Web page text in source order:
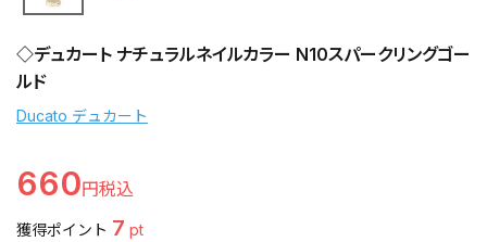
◇デュカート ナチュラルネイルカラー N10スパークリングゴー
ルド
Ducato デュカート
660
獲得ポイント 7 pt